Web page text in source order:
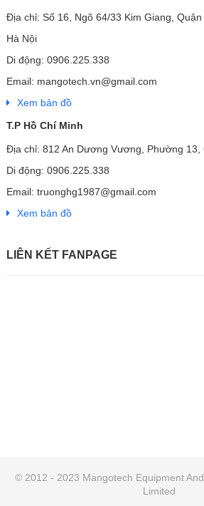
Địa chỉ: Số 16, Ngõ 64/33 Kim Giang, Quận
Hà Nội
Di động: 0906.225.338
Email: mangotech.vn@gmail.com
Xem bản đồ
T.P Hồ Chí Minh
Địa chỉ: 812 An Dương Vương, Phường 13,
Di động: 0906.225.338
Email: truonghg1987@gmail.com
Xem bản đồ
LIÊN KẾT FANPAGE
© 2012 - 2023 Mangotech Equipment
Limited